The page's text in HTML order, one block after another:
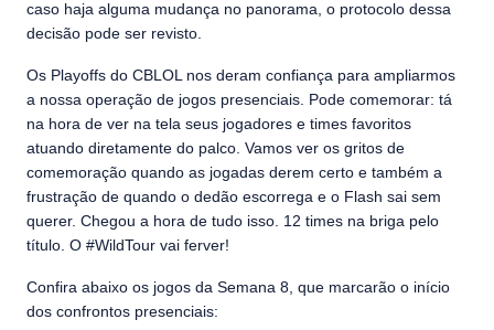
caso haja alguma mudança no panorama, o protocolo dessa
decisão pode ser revisto.
Os Playoffs do CBLOL nos deram confiança para ampliarmos
a nossa operação de jogos presenciais. Pode comemorar: tá
na hora de ver na tela seus jogadores e times favoritos
atuando diretamente do palco. Vamos ver os gritos de
comemoração quando as jogadas derem certo e também a
frustração de quando o dedão escorrega e o Flash sai sem
querer. Chegou a hora de tudo isso. 12 times na briga pelo
título. O #WildTour vai ferver!
Confira abaixo os jogos da Semana 8, que marcarão o início
dos confrontos presenciais: